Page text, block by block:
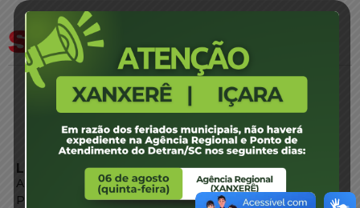
LINKS EXTERNOS
Agência de Notícias
Portal de Serviços